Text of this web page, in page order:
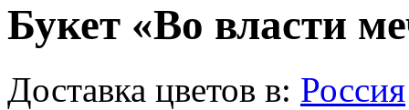
Букет «Во власти
Доставка цветов в: Россия